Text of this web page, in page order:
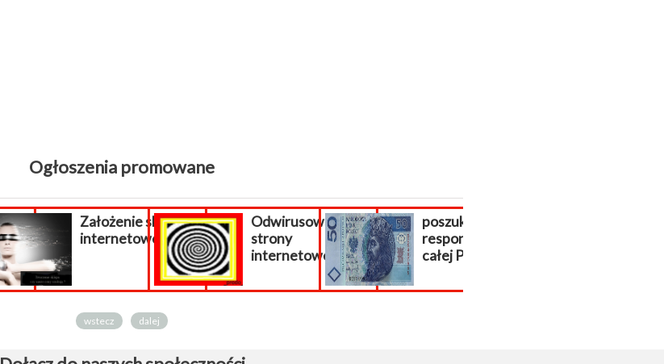
Ogłoszenia promowane
Założenie sklepu
internetowego.
Odwirusowanie
strony
internetowej...
poszukiwani
respondenci z
całej Polski!
wstecz dalej